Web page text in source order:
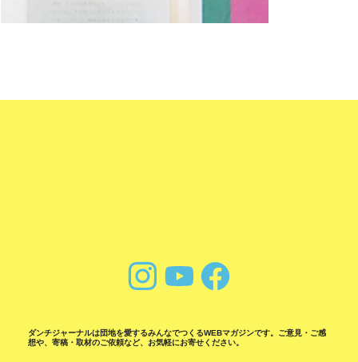
ダンチジャーナルは団地を愛するみんなでつくるWEBマガジンです。ご意見・ご感
想や、寄稿・取材のご依頼など、お気軽にお寄せください。